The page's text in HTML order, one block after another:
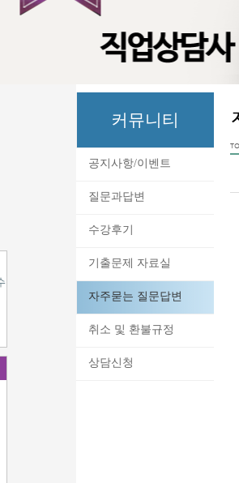
커뮤니티
공지사항/이벤트
질문과답변
수강후기
기출문제 자료실
자주묻는 질문답변
취소 및 환불규정
상담신청